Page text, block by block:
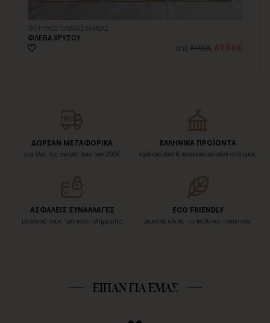
ΤΡΙΠΤΥΧΟΣ ΠΙΝΑΚΑΣ ΚΑΜΒΑΣ
ΦΛΕΒΑ ΧΡΥΣΟΥ
από107,63€ 69,96€
ΔΩΡΕΑΝ ΜΕΤΑΦΟΡΙΚΑ
για όλες τις αγορές άνω των 200€
ΕΛΛΗΝΙΚΑ ΠΡΟΪΟΝΤΑ
σχεδιασμένα & κατασκευασμένα από εμάς
ΑΣΦΑΛΕΙΣ ΣΥΝΑΛΛΑΓΕΣ
με όλους τους τρόπους πληρωμής
ECO FRIENDLY
φυσικά υλικά - υπεύθυνες πρακτικές
ΕΙΠΑΝ ΓΙΑ ΕΜΑΣ